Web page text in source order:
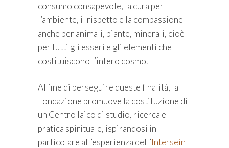
consumo consapevole, la cura per
l’ambiente, il rispetto e la compassione
anche per animali, piante, minerali, cioè
per tutti gli esseri e gli elementi che
costituiscono l’intero cosmo.
Al fine di perseguire queste finalità, la
Fondazione promuove la costituzione di
un Centro laico di studio, ricerca e
pratica spirituale, ispirandosi in
particolare all’esperienza dell’Intersein